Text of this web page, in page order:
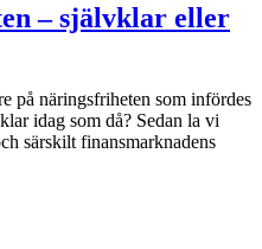
– självklar eller
på näringsfriheten som infördes
idag som då? Sedan la vi
särskilt finansmarknadens